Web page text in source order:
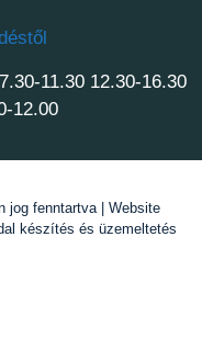
11.30 12.30-16.30
12.00
jog fenntartva | Website
készítés és üzemeltetés